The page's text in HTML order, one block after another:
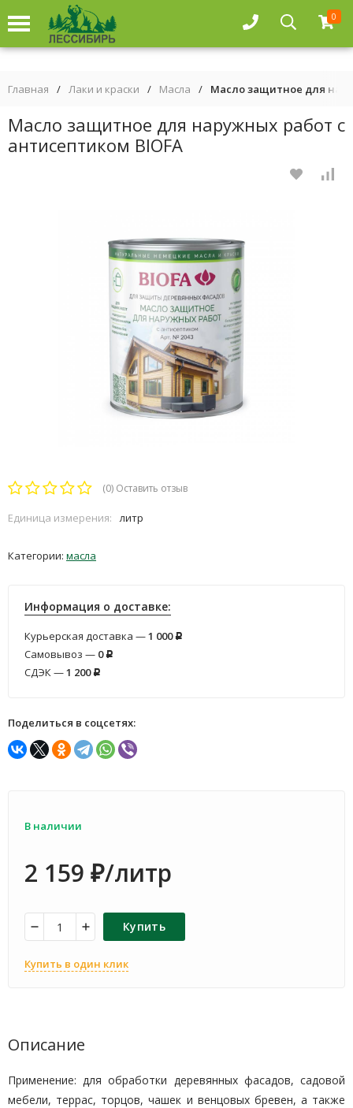
0
Главная / Лаки и краски / Масла / Масло защитное для
Масло защитное для наружных работ с
антисептиком BIOFA
(0) Оставить отзыв
Единица измерения: литр
Категории: масла
Информация о доставке:
Курьерская доставка —1 000 Р
Самовывоз — 0 Р
СДЭК —1 200 Р
Поделиться в соцсетях:
В наличии
2 159 ₽/литр
Купить
Купить в один клик
Описание
Применение: для обработки деревянных фасадов, садовой
мебели, террас, торцов, чашек и венцовых бревен, а также